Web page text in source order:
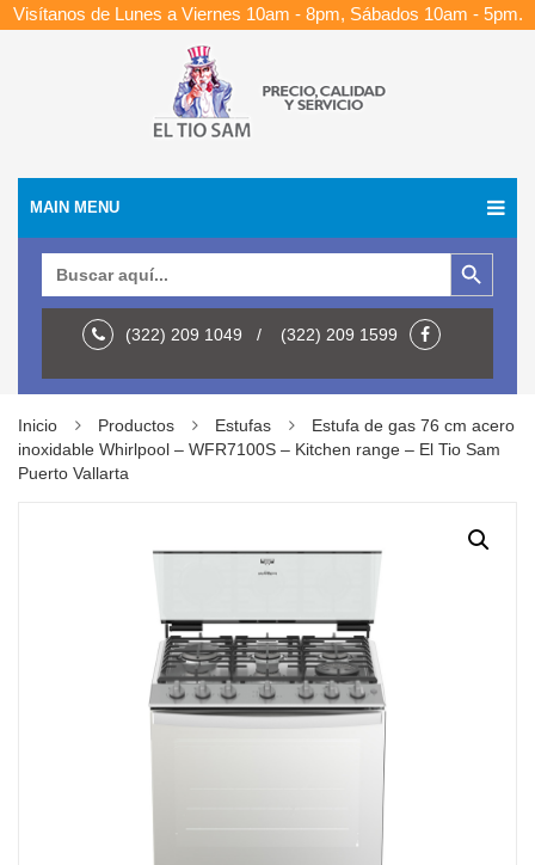
Visítanos de Lunes a Viernes 10am - 8pm, Sábados 10am - 5pm.
MAIN MENU
Botón de búsqueda
(322) 209 1049 / (322) 209 1599
Inicio Productos Estufas
Estufa de gas 76 cm acero
inoxidable Whirlpool – WFR7100S – Kitchen range – El Tio Sam
Puerto Vallarta